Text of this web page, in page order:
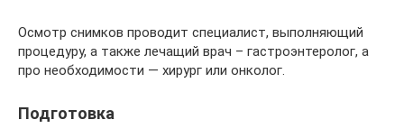
Осмотр снимков проводит специалист, выполняющий
процедуру, а также лечащий врач – гастроэнтеролог, а
про необходимости — хирург или онколог.
Подготовка